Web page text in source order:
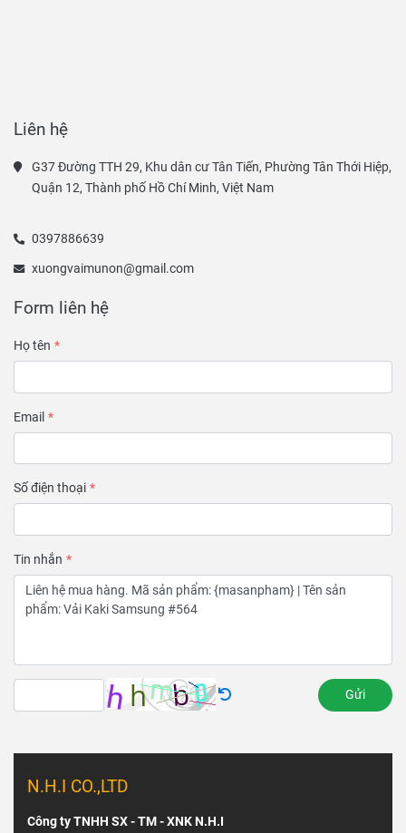
Liên hệ
G37 Đường TTH 29, Khu dân cư Tân Tiến, Phường Tân Thới Hiệp,
Quận 12, Thành phố Hồ Chí Minh, Việt Nam
0397886639
xuongvaimunon@gmail.com
Form liên hệ
Họ tên
Email
Số điện thoại
Tin nhắn
Gửi
N.H.I CO.,LTD
Công ty TNHH SX - TM - XNK N.H.I